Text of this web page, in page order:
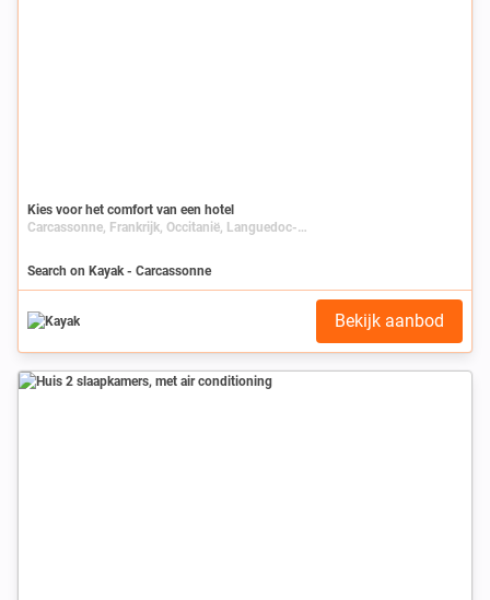
Kies voor het comfort van een hotel
Carcassonne, Frankrijk, Occitanië, Languedoc-Roussillon, Aude
Search on Kayak - Carcassonne
Bekijk aanbod